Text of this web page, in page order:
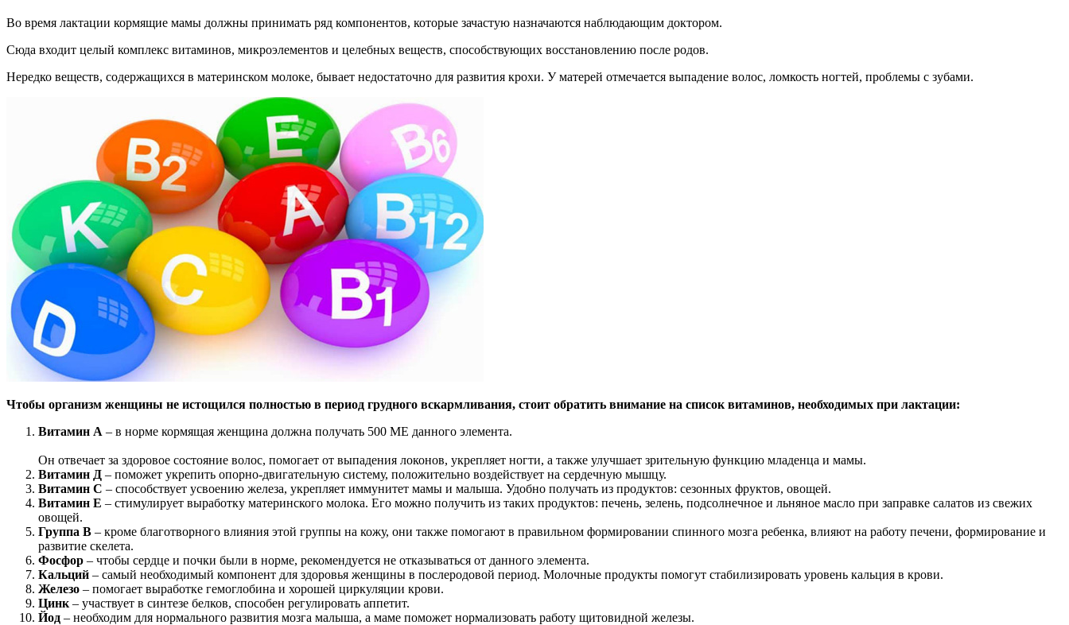
Во время лактации кормящие мамы должны принимать ряд компонентов, которые зачастую назначаются наблюдающим доктором.
Сюда входит целый комплекс витаминов, микроэлементов и целебных веществ, способствующих восстановлению после родов.
Нередко веществ, содержащихся в материнском молоке, бывает недостаточно для развития крохи. У матерей отмечается выпадение волос, ломкость ногтей, проблемы с зубами.
Чтобы организм женщины не истощился полностью в период грудного вскармливания, стоит обратить внимание на список витаминов, необходимых при лактации:
Витамин A – в норме кормящая женщина должна получать 500 ME данного элемента.
Он отвечает за здоровое состояние волос, помогает от выпадения локонов, укрепляет ногти, а также улучшает зрительную функцию младенца и мамы.
Витамин Д – поможет укрепить опорно-двигательную систему, положительно воздействует на сердечную мышцу.
Витамин C – способствует усвоению железа, укрепляет иммунитет мамы и малыша. Удобно получать из продуктов: сезонных фруктов, овощей.
Витамин E – стимулирует выработку материнского молока. Его можно получить из таких продуктов: печень, зелень, подсолнечное и льняное масло при заправке салатов из свежих
овощей.
Группа B – кроме благотворного влияния этой группы на кожу, они также помогают в правильном формировании спинного мозга ребенка, влияют на работу печени, формирование и
развитие скелета.
Фосфор – чтобы сердце и почки были в норме, рекомендуется не отказываться от данного элемента.
Кальций – самый необходимый компонент для здоровья женщины в послеродовой период. Молочные продукты помогут стабилизировать уровень кальция в крови.
Железо – помогает выработке гемоглобина и хорошей циркуляции крови.
Цинк – участвует в синтезе белков, способен регулировать аппетит.
Йод – необходим для нормального развития мозга малыша, а маме поможет нормализовать работу щитовидной железы.